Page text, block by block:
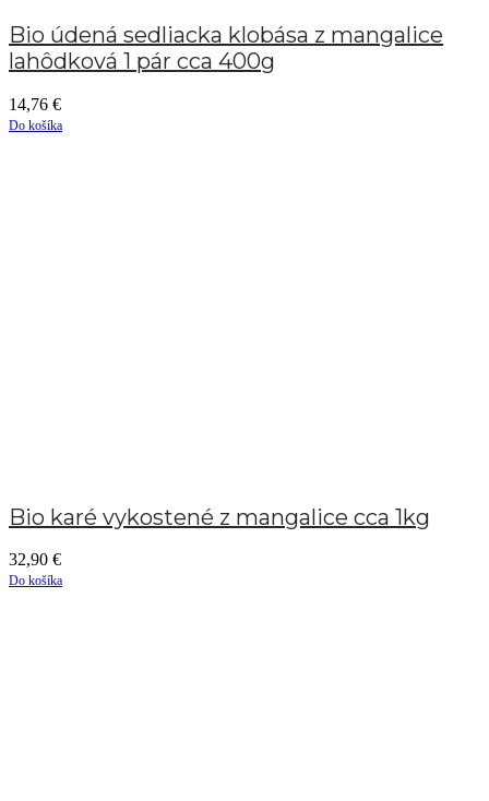
Bio údená sedliacka klobása z mangalice
lahôdková 1 pár cca 400g
14,76 €
Do košíka
Bio karé vykostené z mangalice cca 1kg
32,90 €
Do košíka